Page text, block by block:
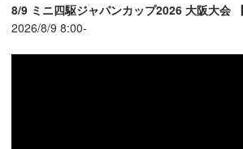
8/9 ミニ四駆ジャパンカップ2026 大阪大会
2026/8/9 8:00-